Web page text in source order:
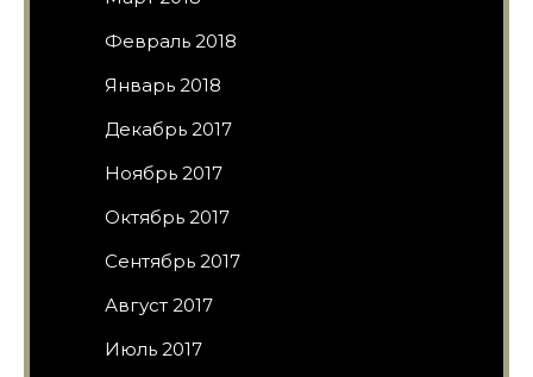
Февраль 2018
Январь 2018
Декабрь 2017
Ноябрь 2017
Октябрь 2017
Сентябрь 2017
Август 2017
Июль 2017